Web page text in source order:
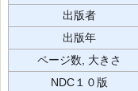
出版者
出版年
ページ数, 大きさ
NDC１０版